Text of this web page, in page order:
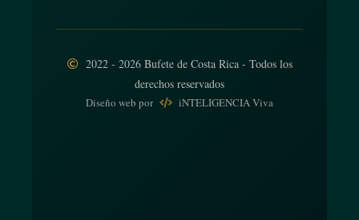
2022 - 2026 Bufete de Costa Rica - Todos los
derechos reservados
Diseño web por iNTELIGENCIA Viva